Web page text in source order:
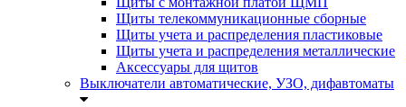
Щиты телекоммуникационные сборные
Щиты учета и распределения пластиковые
Щиты учета и распределения металлические
Аксессуары для щитов
Выключатели автоматические, УЗО, дифавтоматы